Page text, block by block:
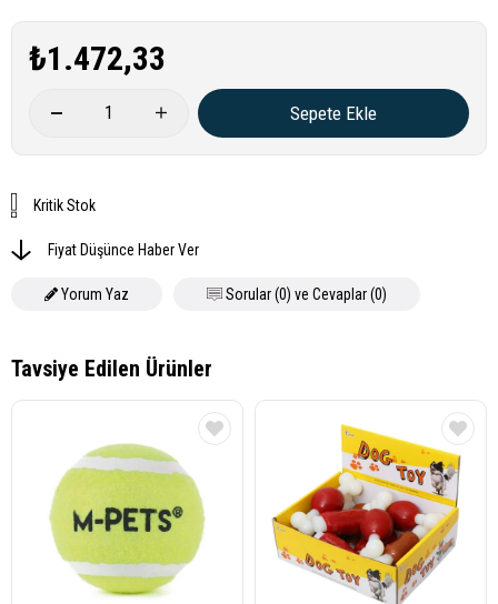
₺1.472,33
Kritik Stok
Fiyat Düşünce Haber Ver
Yorum Yaz Sorular (0) ve Cevaplar (0)